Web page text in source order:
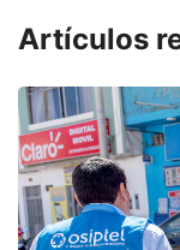
Artículos